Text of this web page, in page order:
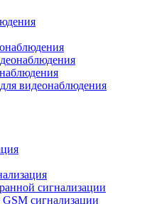
видеонаблюдения
сигнализации
сигнализации